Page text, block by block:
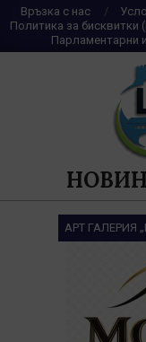
Skip
to
content
Връзка с нас
Политика за бисквитки
Парламентарни
АРТ ГАЛЕРИЯ